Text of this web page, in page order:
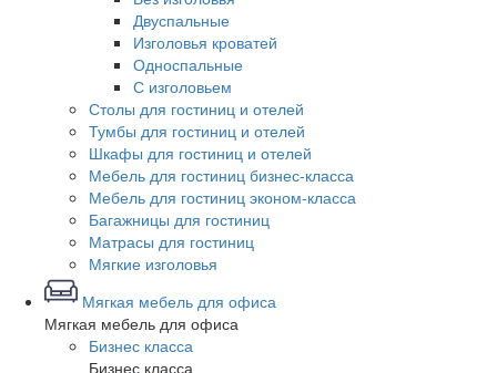
Двуспальные
Изголовья кроватей
Односпальные
С изголовьем
Столы для гостиниц и отелей
Тумбы для гостиниц и отелей
Шкафы для гостиниц и отелей
Мебель для гостиниц бизнес-класса
Мебель для гостиниц эконом-класса
Багажницы для гостиниц
Матрасы для гостиниц
Мягкие изголовья
Мягкая мебель для офиса
Мягкая мебель для офиса
Бизнес класса
Бизнес класса